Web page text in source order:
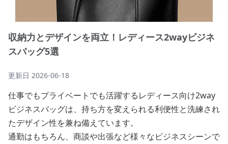
収納力とデザインを両立！レディース2wayビジネ
スバッグ5選
更新日 2026-06-18
仕事でもプライベートでも活躍するレディース向け2way
ビジネスバッグは、持ち方を変えられる利便性と洗練され
たデザイン性を兼ね備えています。
通勤はもちろん、商談や出張など様々なビジネスシーンで